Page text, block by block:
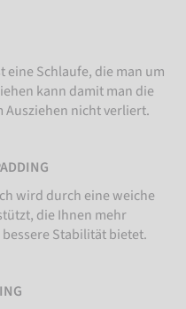
eine Schlaufe, die man um
kann damit man die
Ausziehen nicht verliert.
wird durch eine weiche
die Ihnen mehr
Stabilität bietet.